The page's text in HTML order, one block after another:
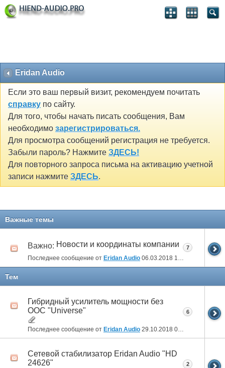
Eridan Audio
Если это ваш первый визит, рекомендуем почитать
справку по сайту.
Для того, чтобы начать писать сообщения, Вам
необходимо зарегистрироваться.
Для просмотра сообщений регистрация не требуется.
Забыли пароль? Нажмите ЗДЕСЬ!
Для повторного запроса письма на активацию учетной
записи нажмите ЗДЕСЬ.
Важные темы
Важно: Новости и координаты компании
Последнее сообщение от Eridan Audio 06.03.2018 10:12
7
Тем
Гибридный усилитель мощности без
ООС "Universe"
Последнее сообщение от Eridan Audio 29.10.2018 09:32
6
Сетевой стабилизатор Eridan Audio "HD
24626"
2